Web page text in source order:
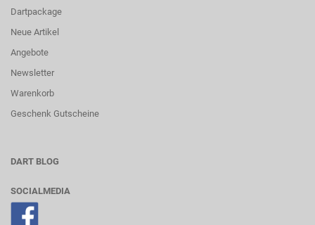
Dartpackage
Neue Artikel
Angebote
Newsletter
Warenkorb
Geschenk Gutscheine
DART BLOG
SOCIALMEDIA